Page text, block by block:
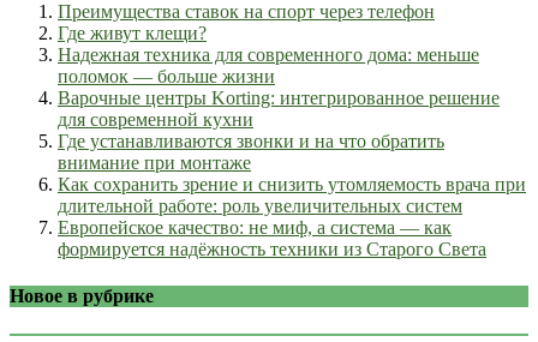
Преимущества ставок на спорт через телефон
Где живут клещи?
Надежная техника для современного дома: меньше
поломок — больше жизни
Варочные центры Korting: интегрированное решение
для современной кухни
Где устанавливаются звонки и на что обратить
внимание при монтаже
Как сохранить зрение и снизить утомляемость врача при
длительной работе: роль увеличительных систем
Европейское качество: не миф, а система — как
формируется надёжность техники из Старого Света
Новое в рубрике